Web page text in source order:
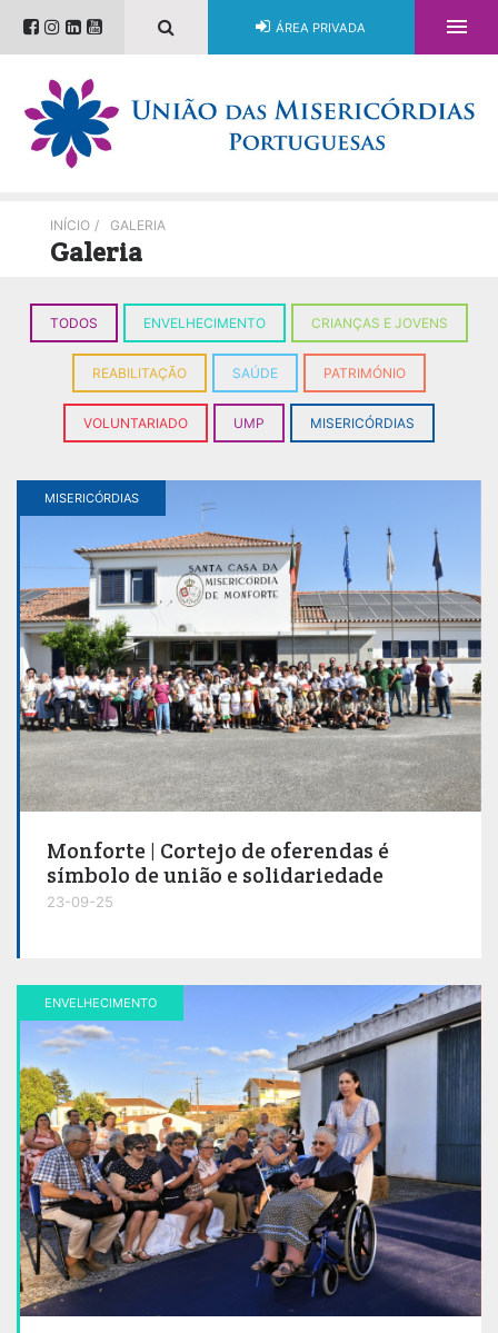
ÁREA PRIVADA 
INÍCIO / GALERIA
Galeria
TODOS ENVELHECIMENTO CRIANÇAS E JOVENS
REABILITAÇÃO SAÚDE PATRIMÓNIO
VOLUNTARIADO UMP MISERICÓRDIAS
MISERICÓRDIAS
Monforte | Cortejo de oferendas é
símbolo de união e solidariedade
23-09-25
ENVELHECIMENTO